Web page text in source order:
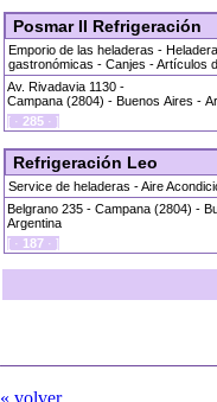
Posmar II Refrigeración
Emporio de las heladeras -
gastronómicas - Canjes - Artículos
Av. Rivadavia 1130 -
Campana (2804) - Buenos Aires -
[ · 285 · ]
Refrigeración Leo
Service de heladeras - Aire
Belgrano 235 - Campana (2804) -
Argentina
[ · 187 · ]
« volver